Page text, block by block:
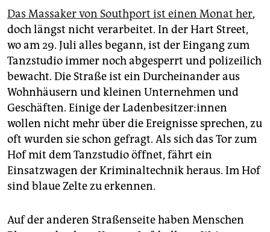
Das Massaker von Southport ist einen Monat her,
doch längst nicht verarbeitet. In der Hart Street,
wo am 29. Juli alles begann, ist der Eingang zum
Tanzstudio immer noch abgesperrt und polizeilich
bewacht. Die Straße ist ein Durcheinander aus
Wohnhäusern und kleinen Unternehmen und
Geschäften. Einige der La­den­be­sit­ze­r:in­nen
wollen nicht mehr über die Ereignisse sprechen, zu
oft wurden sie schon gefragt. Als sich das Tor zum
Hof mit dem Tanzstudio öffnet, fährt ein
Einsatzwagen der Kriminaltechnik heraus. Im Hof
sind blaue Zelte zu erkennen.
Auf der anderen Straßenseite haben Menschen